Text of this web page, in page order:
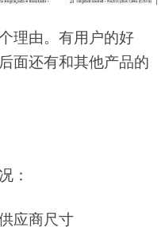
理由。有用户的好
面还有和其他产品的
：
应商尺寸